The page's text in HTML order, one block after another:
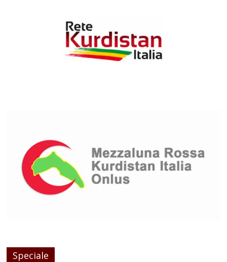
Speciale